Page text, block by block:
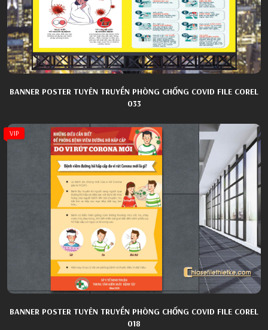
BANNER POSTER TUYÊN TRUYỀN PHÒNG CHỐNG COVID FILE COREL
033
VIP
BANNER POSTER TUYÊN TRUYỀN PHÒNG CHỐNG COVID FILE COREL
018